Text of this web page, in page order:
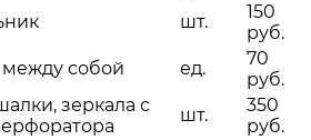
шт.
150
руб.
собой
ед.
70
руб.
зеркала с
шт.
350
руб.